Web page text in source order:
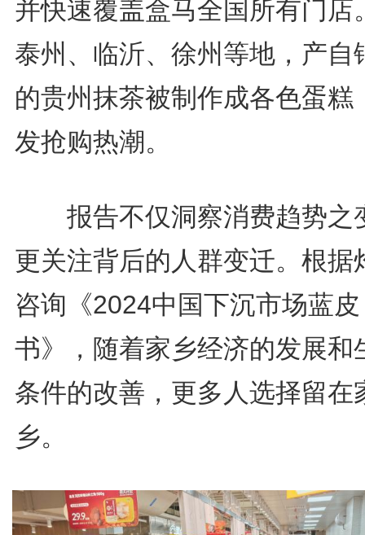
并快速覆盖盒马全国所有门店
泰州、临沂、徐州等地，产自
的贵州抹茶被制作成各色蛋糕
发抢购热潮。
报告不仅洞察消费趋势之
更关注背后的人群变迁。根据
咨询《2024中国下沉市场蓝皮
书》，随着家乡经济的发展和
条件的改善，更多人选择留在
乡。